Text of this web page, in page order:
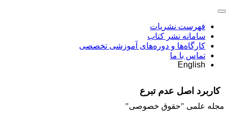
فهرست نشریات
سامانه نشر کتاب
کارگاه‌ها و دوره‌های آموزشی تخصصی
تماس با ما
English
کاربرد اصل عدم تبرع
مجله علمی "حقوق خصوصی"